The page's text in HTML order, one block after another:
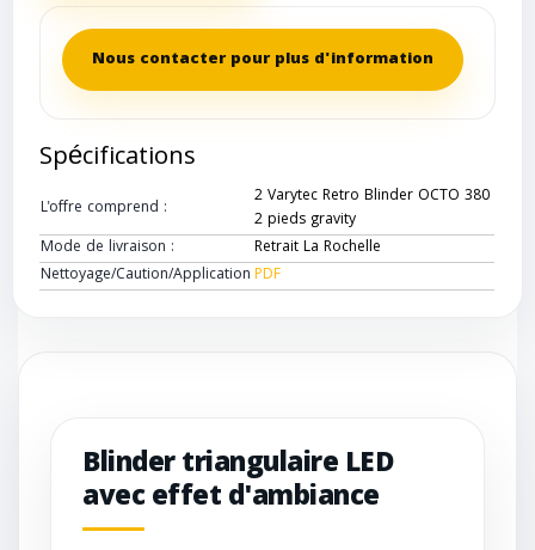
Nous contacter pour plus d'information
Spécifications
L'offre comprend :
2 Varytec Retro Blinder OCTO 380
2 pieds gravity
Mode de livraison :
Retrait La Rochelle
Nettoyage/Caution/ApplicationPDF
Blinder triangulaire LED
avec effet d'ambiance